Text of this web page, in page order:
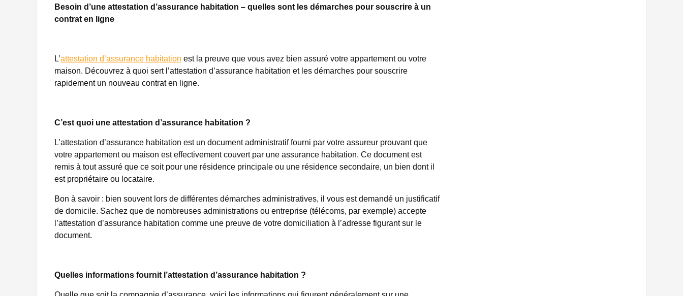
Besoin d’une attestation d’assurance habitation – quelles sont les démarches pour souscrire à un
contrat en ligne
L’attestation d’assurance habitation est la preuve que vous avez bien assuré votre appartement ou votre
maison. Découvrez à quoi sert l’attestation d’assurance habitation et les démarches pour souscrire
rapidement un nouveau contrat en ligne.
C’est quoi une attestation d’assurance habitation ?
L’attestation d’assurance habitation est un document administratif fourni par votre assureur prouvant que
votre appartement ou maison est effectivement couvert par une assurance habitation. Ce document est
remis à tout assuré que ce soit pour une résidence principale ou une résidence secondaire, un bien dont il
est propriétaire ou locataire.
Bon à savoir : bien souvent lors de différentes démarches administratives, il vous est demandé un justificatif
de domicile. Sachez que de nombreuses administrations ou entreprise (télécoms, par exemple) accepte
l’attestation d’assurance habitation comme une preuve de votre domiciliation à l’adresse figurant sur le
document.
Quelles informations fournit l’attestation d’assurance habitation ?